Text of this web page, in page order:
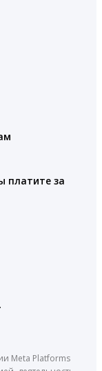
платите за
Meta Platforms